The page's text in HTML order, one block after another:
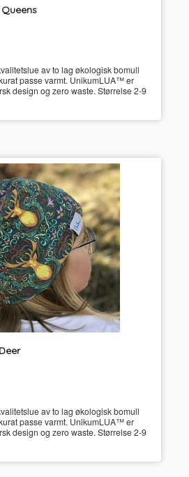
av to lag økologisk bomull
passe varmt. UnikumLUA™ er
design og zero waste. Størrelse 2-9
av to lag økologisk bomull
passe varmt. UnikumLUA™ er
design og zero waste. Størrelse 2-9